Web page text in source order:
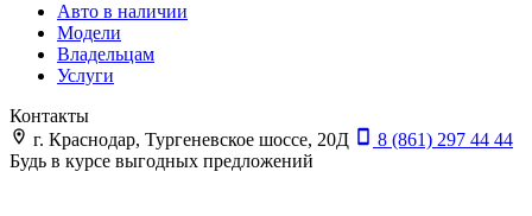
Авто в наличии
Модели
Владельцам
Услуги
Контакты
г. Краснодар, Тургеневское шоссе, 20Д
8 (861) 297 44 44
Будь в курсе выгодных предложений